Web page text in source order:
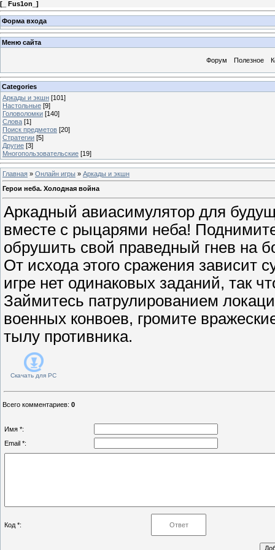
[ _ Fus1on_ ]
Форма входа
Меню сайта
Форум Полезное
Categories
Аркады и экшн [101]
Настольные [9]
Головоломки [140]
Слова [1]
Поиск предметов [20]
Стратегии [5]
Другие [3]
Многопользовательские [19]
Главная » Онлайн игры » Аркады и экшн
Герои неба. Холодная война
Аркадный авиасимулятор для
вместе с рыцарями неба!
обрушить свой праведный гнев на
От исхода этого сражения зависит
игре нет одинаковых заданий, так
Займитесь патрулированием
военных конвоев, громите
тылу противника.
Скачать для PC
Всего комментариев: 0
Имя *:
Email *:
Код *: